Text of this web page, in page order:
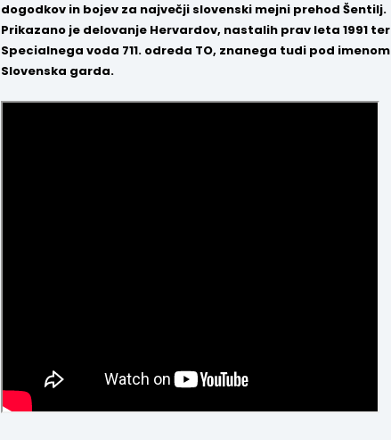
dogodkov in bojev za največji slovenski mejni prehod Šentilj.
Prikazano je delovanje Hervardov, nastalih prav leta 1991 ter
Specialnega voda 711. odreda TO, znanega tudi pod imenom
Slovenska garda.